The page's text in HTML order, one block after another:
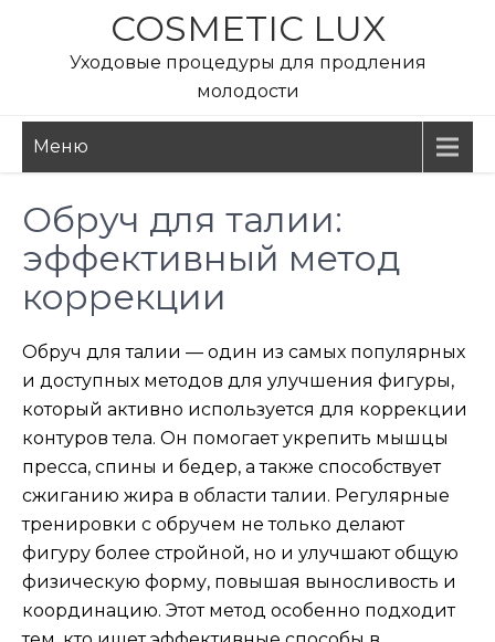
содержимому
COSMETIC LUX
Уходовые процедуры для продления
молодости
Меню
Обруч для талии:
эффективный метод
коррекции
Обруч для талии — один из самых популярных
и доступных методов для улучшения фигуры,
который активно используется для коррекции
контуров тела. Он помогает укрепить мышцы
пресса, спины и бедер, а также способствует
сжиганию жира в области талии. Регулярные
тренировки с обручем не только делают
фигуру более стройной, но и улучшают общую
физическую форму, повышая выносливость и
координацию. Этот метод особенно подходит